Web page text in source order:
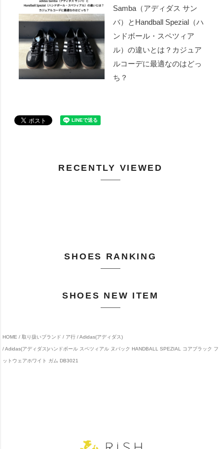
Samba（アディダス サン
バ）とHandball Spezial（ハ
ンドボール・スペツィア
ル）の違いとは？カジュア
ルコーデに最適なのはどっ
ち？
RECENTLY VIEWED
SHOES RANKING
SHOES NEW ITEM
HOME 取り扱いブランド ア行 Adidas(アディダス)
Adidas(アディダス)ハンドボール スペツィアル ヌバック HANDBALL SPEZIAL コアブラック フ
ットウェアホワイト ガム DB3021